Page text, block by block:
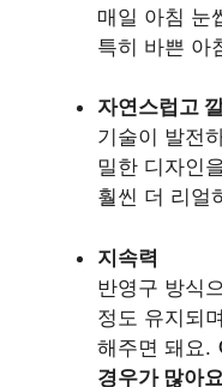
매일 아침 눈
특히 바쁜 아
자연스럽고
기술이 발전
밀한 디자인
훨씬 더 리얼
지속력
반영구 방식
정도 유지되
해주면 돼요.
경우가 많아